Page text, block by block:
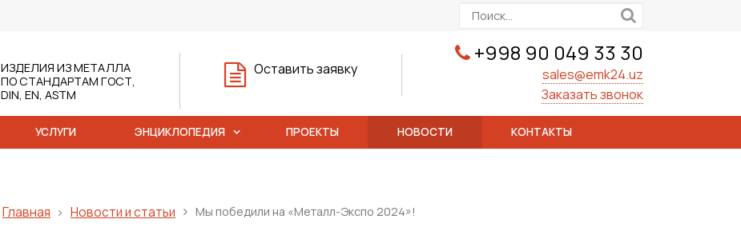
+998 90 049 33 30
sales@emk24.uz
Заказать звонок
Оставить заявку
ИЗДЕЛИЯ ИЗ МЕТАЛЛА
ПО СТАНДАРТАМ ГОСТ,
DIN, EN, ASTM
УСЛУГИ ЭНЦИКЛОПЕДИЯ ПРОЕКТЫ НОВОСТИ КОНТАКТЫ
Главная Новости и статьи Мы победили на «Металл-Экспо 2024»!